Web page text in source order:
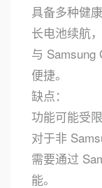
具备多种健
长电池续航
与 Samsung
便捷。
缺点：
功能可能受
对于非
需要通过
能。